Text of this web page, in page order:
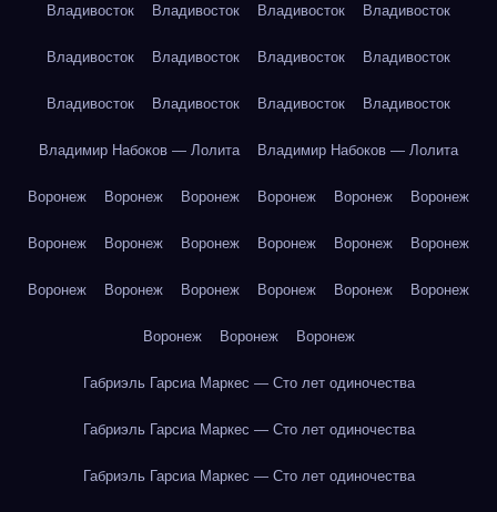
Владивосток Владивосток Владивосток Владивосток
Владивосток Владивосток Владивосток Владивосток
Владивосток Владивосток Владивосток Владивосток
Владимир Набоков — Лолита Владимир Набоков — Лолита
Воронеж Воронеж Воронеж Воронеж Воронеж Воронеж
Воронеж Воронеж Воронеж Воронеж Воронеж Воронеж
Воронеж Воронеж Воронеж Воронеж Воронеж Воронеж
Воронеж Воронеж Воронеж
Габриэль Гарсиа Маркес — Сто лет одиночества
Габриэль Гарсиа Маркес — Сто лет одиночества
Габриэль Гарсиа Маркес — Сто лет одиночества